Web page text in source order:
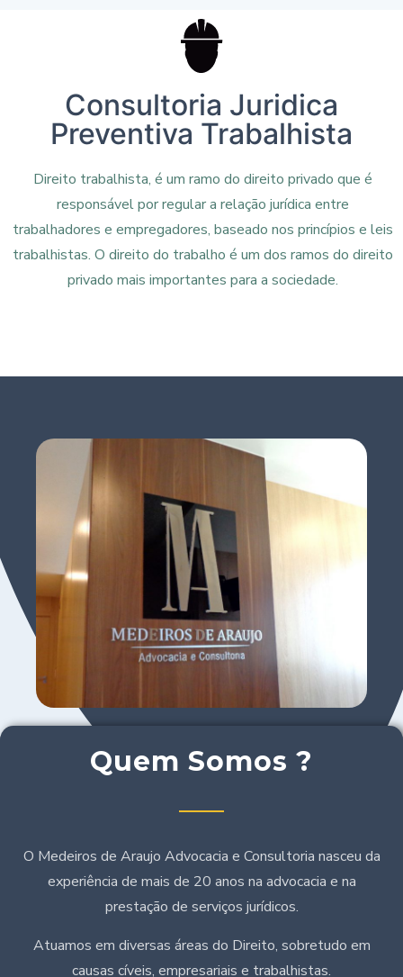
Consultoria Juridica
Preventiva Trabalhista
Direito trabalhista, é um ramo do direito privado que é
responsável por regular a relação jurídica entre
trabalhadores e empregadores, baseado nos princípios e leis
trabalhistas. O direito do trabalho é um dos ramos do direito
privado mais importantes para a sociedade.
Quem Somos ?
O Medeiros de Araujo Advocacia e Consultoria nasceu da
experiência de mais de 20 anos na advocacia e na
prestação de serviços jurídicos.
Atuamos em diversas áreas do Direito, sobretudo em
causas cíveis, empresariais e trabalhistas.